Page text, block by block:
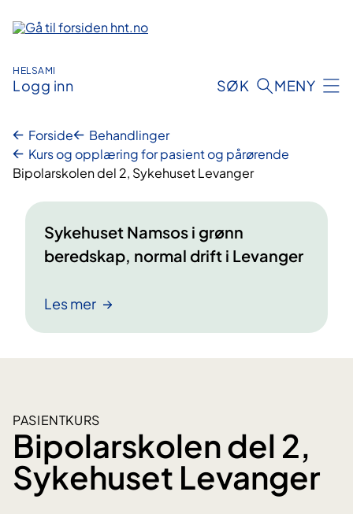
innhold
HELSAMI
Logg inn SØK MENY
Forside
Behandlinger
Kurs og opplæring for pasient og pårørende
Bipolarskolen del 2, Sykehuset Levanger
Sykehuset Namsos i grønn
beredskap, normal drift i Levanger
Les mer
PASIENTKURS
Bipolarskolen del 2,
Sykehuset Levanger